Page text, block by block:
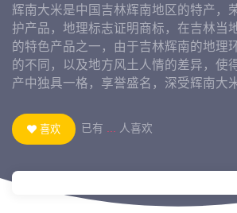
辉南大米是中国吉林辉南地区的特产，
护产品，地理标志证明商标，在吉林当
的特色产品之一，由于吉林辉南的地理
的不同，以及地方风土人情的差异，使
产中独具一格，享誉盛名，深受辉南大
喜欢 已有 人喜欢